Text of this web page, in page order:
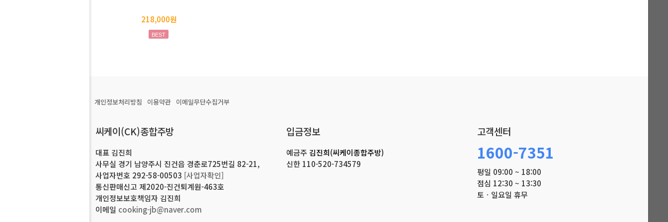
218,000원
BEST
개인정보처리방침 이용약관 이메일무단수집거부
씨케이(CK)종합주방
대표 김진희
사무실 경기 남양주시 진건읍 경춘로725번길 82-21,
사업자번호 292-58-00503 [사업자확인]
통신판매신고 제2020-진건퇴계원-463호
개인정보보호책임자 김진희
이메일 cooking-jb@naver.com
입금정보
예금주 김진희(씨케이종합주방)
신한110-520-734579
고객센터
1600-7351
평일 09:00 ~ 18:00
점심 12:30 ~ 13:30
토ㆍ일요일 휴무